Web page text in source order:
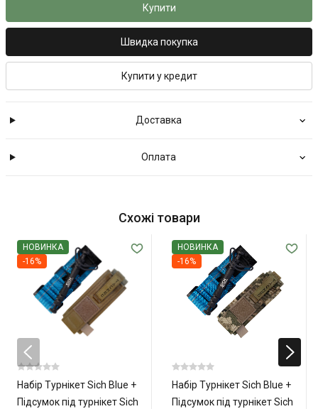
Купити
Швидка покупка
Купити у кредит
Доставка
Оплата
Схожі товари
НОВИНКА
-16%
Набір Турнікет Sich Blue +
Підсумок під турнікет Sich
НОВИНКА
-16%
Набір Турнікет Sich Blue +
Підсумок під турнікет Sich